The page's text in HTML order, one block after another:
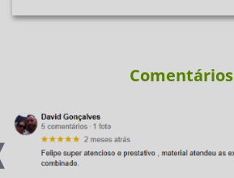
Comentários